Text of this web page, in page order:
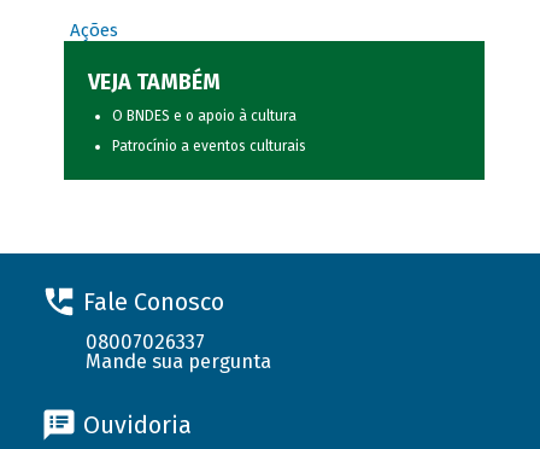
Ações
VEJA TAMBÉM
O BNDES e o apoio à cultura
Patrocínio a eventos culturais
Fale Conosco
08007026337
Mande sua pergunta
Ouvidoria